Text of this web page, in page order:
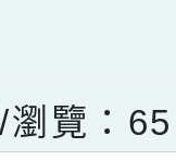
/瀏覽：65